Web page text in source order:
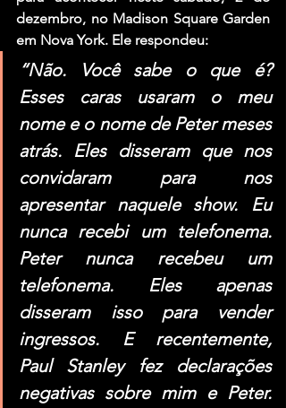
dezembro, no Madison Square Garden
em Nova York. Ele respondeu:
“Não. Você sabe o que é?
Esses caras usaram o meu
nome e o nome de Peter meses
atrás. Eles disseram que nos
convidaram para nos
apresentar naquele show. Eu
nunca recebi um telefonema.
Peter nunca recebeu um
telefonema. Eles apenas
disseram isso para vender
ingressos. E recentemente,
Paul Stanley fez declarações
negativas sobre mim e Peter.